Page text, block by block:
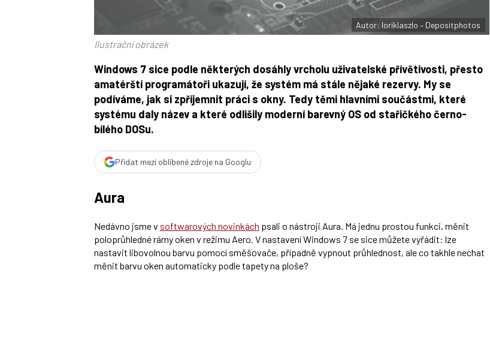
Autor: loriklaszlo – Depositphotos
Ilustrační obrázek
Windows 7 sice podle některých dosáhly vrcholu uživatelské přívětivosti, přesto
amatérští programátoři ukazují, že systém má stále nějaké rezervy. My se
podíváme, jak si zpříjemnit práci s okny. Tedy těmi hlavními součástmi, které
systému daly název a které odlišily moderní barevný OS od stařičkého černo-
bílého DOSu.
Přidat mezi oblíbené zdroje na Googlu
Aura
Nedávno jsme v softwarových novinkách psali o nástroji Aura. Má jednu prostou funkci, měnit
poloprůhledné rámy oken v režimu Aero. V nastavení Windows 7 se sice můžete vyřádit: lze
nastavit libovolnou barvu pomocí směšovače, případně vypnout průhlednost, ale co takhle nechat
měnit barvu oken automaticky podle tapety na ploše?